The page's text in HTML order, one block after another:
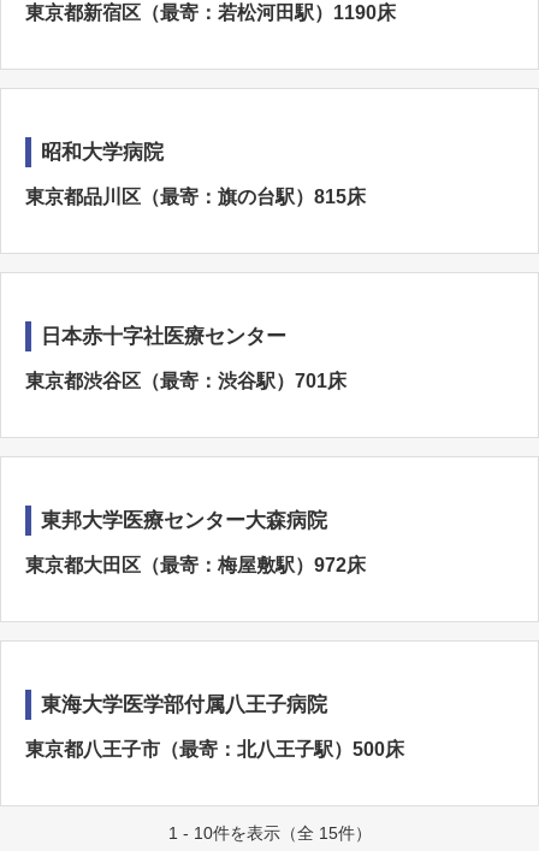
東京都新宿区（最寄：若松河田駅）1190床
昭和大学病院
東京都品川区（最寄：旗の台駅）815床
日本赤十字社医療センター
東京都渋谷区（最寄：渋谷駅）701床
東邦大学医療センター大森病院
東京都大田区（最寄：梅屋敷駅）972床
東海大学医学部付属八王子病院
東京都八王子市（最寄：北八王子駅）500床
1 - 10件を表示（全 15件）